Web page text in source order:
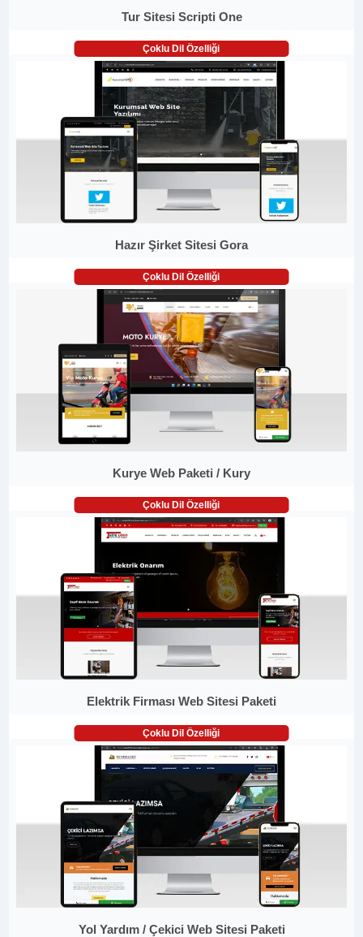
Tur Sitesi Scripti One
Çoklu Dil Özelliği
Hazır Şirket Sitesi Gora
Çoklu Dil Özelliği
Kurye Web Paketi / Kury
Çoklu Dil Özelliği
Elektrik Firması Web Sitesi Paketi
Çoklu Dil Özelliği
Yol Yardım / Çekici Web Sitesi Paketi